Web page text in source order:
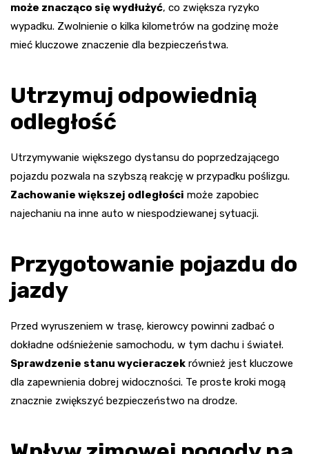
może znacząco się wydłużyć, co zwiększa ryzyko
wypadku. Zwolnienie o kilka kilometrów na godzinę może
mieć kluczowe znaczenie dla bezpieczeństwa.
Utrzymuj odpowiednią
odległość
Utrzymywanie większego dystansu do poprzedzającego
pojazdu pozwala na szybszą reakcję w przypadku poślizgu.
Zachowanie większej odległości może zapobiec
najechaniu na inne auto w niespodziewanej sytuacji.
Przygotowanie pojazdu do
jazdy
Przed wyruszeniem w trasę, kierowcy powinni zadbać o
dokładne odśnieżenie samochodu, w tym dachu i świateł.
Sprawdzenie stanu wycieraczek również jest kluczowe
dla zapewnienia dobrej widoczności. Te proste kroki mogą
znacznie zwiększyć bezpieczeństwo na drodze.